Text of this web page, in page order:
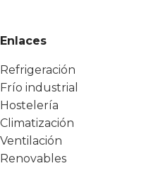
Enlaces
Refrigeración
Frío industrial
Hostelería
Climatización
Ventilación
Renovables